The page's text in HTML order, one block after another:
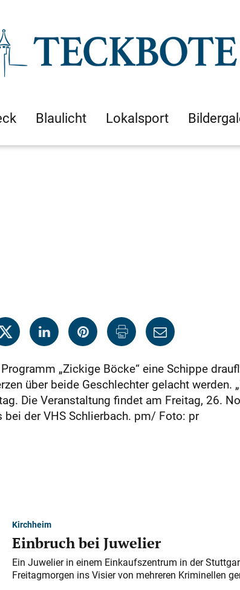
Blaulicht Lokalsport
„Zickige Böcke“ eine Schippe
über beide Geschlechter gelacht werden.
Die Veranstaltung findet am Freitag, 26.
der VHS Schlierbach. pm/ Foto: pr
Kirchheim
Einbruch bei Juwelier
Ein Juwelier in einem Einkaufszentrum in der
Freitagmorgen ins Visier von mehreren Kriminellen